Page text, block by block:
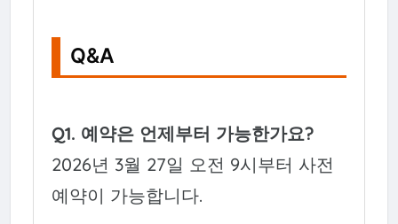
Q&A
Q1. 예약은 언제부터 가능한가요?
2026년 3월 27일 오전 9시부터 사전
예약이 가능합니다.